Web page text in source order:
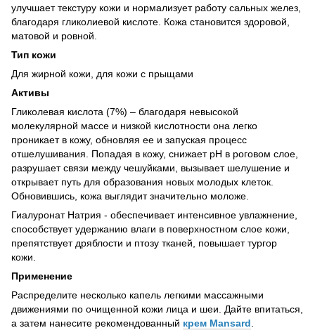
улучшает текстуру кожи и нормализует работу сальных желез,
благодаря гликолиевой кислоте. Кожа становится здоровой,
матовой и ровной.
Тип кожи
Для жирной кожи, для кожи с прыщами
Активы
Гликолевая кислота (7%) – благодаря невысокой
молекулярной массе и низкой кислотности она легко
проникает в кожу, обновляя ее и запуская процесс
отшелушивания. Попадая в кожу, снижает pH в роговом слое,
разрушает связи между чешуйками, вызывает шелушение и
открывает путь для образования новых молодых клеток.
Обновившись, кожа выглядит значительно моложе.
Гиалуронат Натрия - обеспечивает интенсивное увлажнение,
способствует удержанию влаги в поверхностном слое кожи,
препятствует дряблости и птозу тканей, повышает тургор
кожи.
Применение
Распределите несколько капель легкими массажными
движениями по очищенной кожи лица и шеи. Дайте впитаться,
а затем нанесите рекомендованный крем Mansard